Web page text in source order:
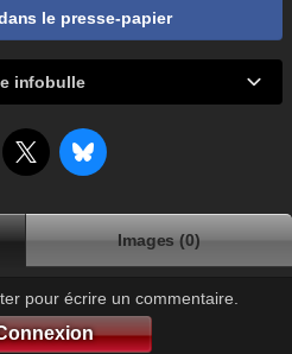
le presse-papier
infobulle
Images (0)
pour écrire un commentaire.